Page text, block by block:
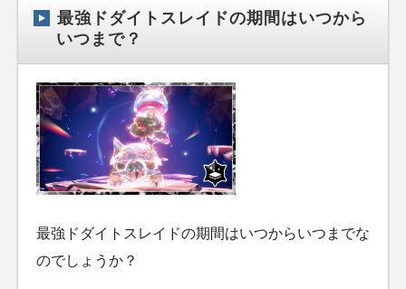
最強ドダイトスレイドの期間はいつから
いつまで？
最強ドダイトスレイドの期間はいつからいつまでな
のでしょうか？